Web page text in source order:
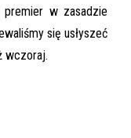
premier w zasadzie
się usłyszeć
wczoraj.